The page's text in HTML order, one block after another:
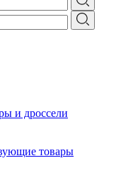
и дроссели
товары